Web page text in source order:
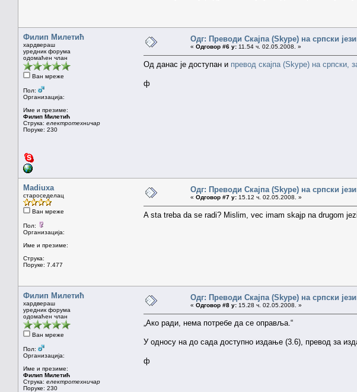
Филип Милетић
хардвераш
уредник форума
одомаћен члан
Ван мреже
Пол:
Организација:
Име и презиме:
Филип Милетић
Струка: електротехничар
Поруке: 230
Одг: Преводи Скајпа (Skype) на српски
« Одговор #6 у: 11.54 ч. 02.05.2008. »
Од данас је доступан и превод скајпа (Skype) на српски,
ф
Madiuxa
староседелац
Ван мреже
Пол:
Организација:
Име и презиме:
Струка:
Поруке: 7.477
Одг: Преводи Скајпа (Skype) на српски
« Одговор #7 у: 15.12 ч. 02.05.2008. »
A sta treba da se radi? Mislim, vec imam skajp na drugom
Филип Милетић
хардвераш
уредник форума
одомаћен члан
Ван мреже
Пол:
Организација:
Име и презиме:
Филип Милетић
Струка: електротехничар
Поруке: 230
Одг: Преводи Скајпа (Skype) на српски
« Одговор #8 у: 15.28 ч. 02.05.2008. »
„Ако ради, нема потребе да се оправља.“
У односу на до сада доступно издање (3.6), превод за
ф